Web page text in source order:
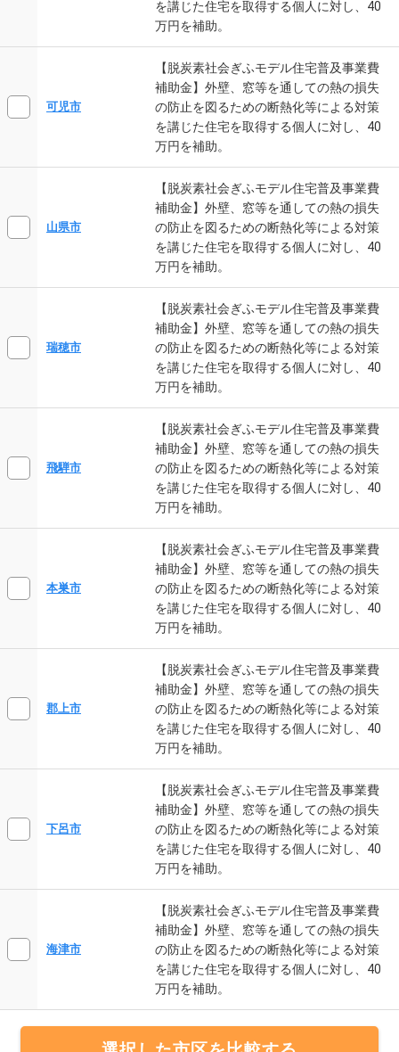
を講じた住宅を取得する個人に対し、40
万円を補助。
可児市
【脱炭素社会ぎふモデル住宅普及事業費
補助金】外壁、窓等を通しての熱の損失
の防止を図るための断熱化等による対策
を講じた住宅を取得する個人に対し、40
万円を補助。
山県市
【脱炭素社会ぎふモデル住宅普及事業費
補助金】外壁、窓等を通しての熱の損失
の防止を図るための断熱化等による対策
を講じた住宅を取得する個人に対し、40
万円を補助。
瑞穂市
【脱炭素社会ぎふモデル住宅普及事業費
補助金】外壁、窓等を通しての熱の損失
の防止を図るための断熱化等による対策
を講じた住宅を取得する個人に対し、40
万円を補助。
飛騨市
【脱炭素社会ぎふモデル住宅普及事業費
補助金】外壁、窓等を通しての熱の損失
の防止を図るための断熱化等による対策
を講じた住宅を取得する個人に対し、40
万円を補助。
本巣市
【脱炭素社会ぎふモデル住宅普及事業費
補助金】外壁、窓等を通しての熱の損失
の防止を図るための断熱化等による対策
を講じた住宅を取得する個人に対し、40
万円を補助。
郡上市
【脱炭素社会ぎふモデル住宅普及事業費
補助金】外壁、窓等を通しての熱の損失
の防止を図るための断熱化等による対策
を講じた住宅を取得する個人に対し、40
万円を補助。
下呂市
【脱炭素社会ぎふモデル住宅普及事業費
補助金】外壁、窓等を通しての熱の損失
の防止を図るための断熱化等による対策
を講じた住宅を取得する個人に対し、40
万円を補助。
海津市
【脱炭素社会ぎふモデル住宅普及事業費
補助金】外壁、窓等を通しての熱の損失
の防止を図るための断熱化等による対策
を講じた住宅を取得する個人に対し、40
万円を補助。